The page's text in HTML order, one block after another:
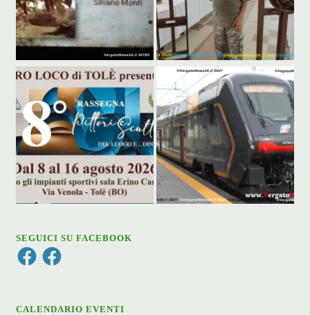
SEGUICI SU FACEBOOK
FacebookFacebook
CALENDARIO EVENTI